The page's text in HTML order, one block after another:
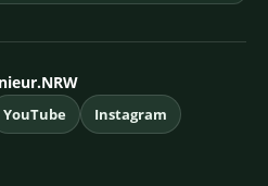
YouTube
Instagram